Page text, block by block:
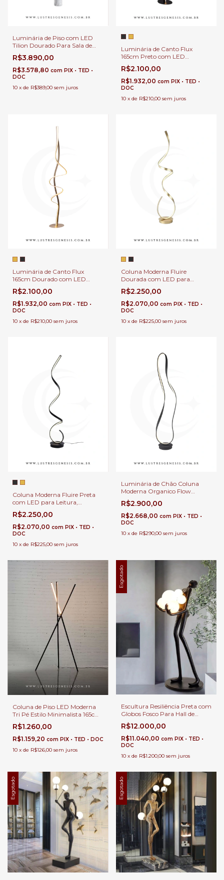
Luminária de Piso com LED
Tilion Dourado Para Sala de
Estar, Quartos e Escritórios
R$3.890,00
R$3.578,80 com PIX • TED •
DOC
10 x de R$389,00 sem juros
Luminária de Canto Flux
165cm Preto com LED
2880Lm para Leitura,
Quartos, Escritórios e Áreas
Internas
R$2.100,00
R$1.932,00 com PIX • TED •
DOC
10 x de R$210,00 sem juros
Luminária de Canto Flux
165cm Dourado com LED
2880Lm para Leitura,
Quartos, Escritórios e Áreas
Internas
R$2.100,00
R$1.932,00 com PIX • TED •
DOC
10 x de R$210,00 sem juros
Coluna Moderna Fluire
Dourada com LED para
Leitura, Quartos, Escritórios e
Áreas Internas
R$2.250,00
R$2.070,00 com PIX • TED •
DOC
10 x de R$225,00 sem juros
Coluna Moderna Fluire Preta
com LED para Leitura,
Quartos, Escritórios e Áreas
Internas
R$2.250,00
R$2.070,00 com PIX • TED •
DOC
10 x de R$225,00 sem juros
Luminária de Chão Coluna
Moderna Organico Flow
148x32x23cm Preta com LED
para Área Interna
R$2.900,00
R$2.668,00 com PIX • TED •
DOC
10 x de R$290,00 sem juros
Coluna de Piso LED Moderna
Tri Pé Estilo Minimalista 165cm
| Luminária de Chão Grande
Preto LED 3100 Lúmens
Sofisticação e Arte
R$1.260,00
R$1.159,20 com PIX • TED • DOC
10 x de R$126,00 sem juros
Esgotado
Escultura Resiliência Preta com
Globos Fosco Para Hall de
Entrada, Sala de Estar e Jardim
de Inverno
R$12.000,00
R$11.040,00 com PIX • TED •
DOC
10 x de R$1.200,00 sem juros
Esgotado Esgotado